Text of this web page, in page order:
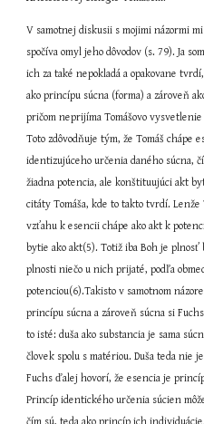
V samotnej diskusii s mojimi názormi
spočíva omyl jeho dôvodov (s. 79). Ja
ich za také nepokladá a opakovane
ako princípu súcna (forma) a zároveň
pričom neprijíma Tomášovo
Toto zdôvodňuje tým, že Tomáš
identizujúceho určenia daného súcna,
žiadna potencia, ale konštituujúci akt
citáty Tomáša, kde to takto tvrdí.
vzťahu k esencii chápe ako akt k
bytie ako akt(5). Totiž iba Boh je
plnosti niečo u nich prijaté, podľa
potenciou(6).Takisto v samotnom
princípu súcna a zároveň súcna si
to isté: duša ako substancia je sama
človek spolu s matériou. Duša teda nie
Fuchs ďalej hovorí, že esencia je
Princíp identického určenia súcien